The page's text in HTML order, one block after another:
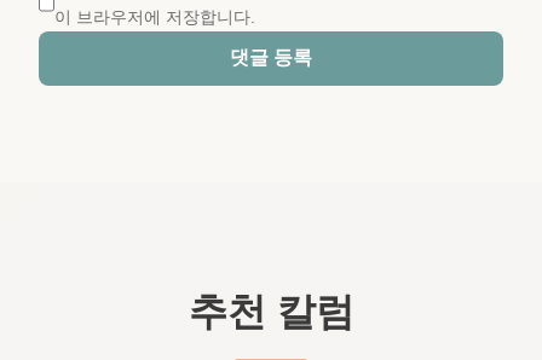
이 브라우저에 저장합니다.
댓글 등록
추천 칼럼